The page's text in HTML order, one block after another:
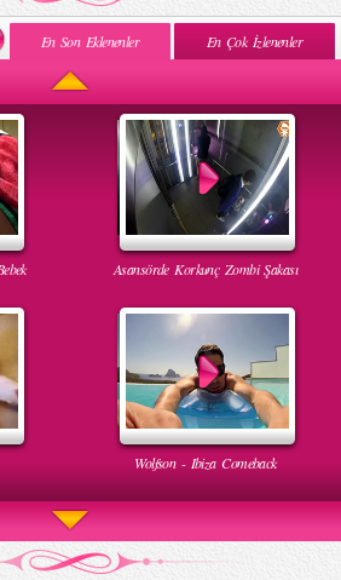
En Son Eklenenler En Çok İzlenenler
Asansörde Korkunç Zombi Şakası
Wolfson - Ibiza Comeback